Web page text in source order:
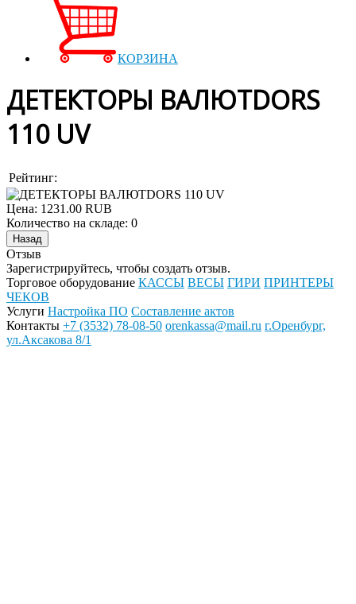
КОРЗИНА
ДЕТЕКТОРЫ ВАЛЮТDORS
110 UV
Рейтинг:
Цена: 1231.00 RUB
Количество на складе: 0
Отзыв
Зарегистрируйтесь, чтобы создать отзыв.
Торговое оборудование КАССЫ ВЕСЫ ГИРИ ПРИНТЕРЫ
ЧЕКОВ
Услуги Настройка ПО Составление актов
Контакты +7 (3532) 78-08-50 orenkassa@mail.ru г.Оренбург,
ул.Аксакова 8/1